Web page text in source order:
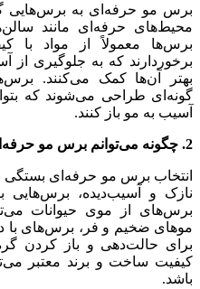
برس مو حرفه‌ای به برس‌هایی
محیط‌های حرفه‌ای مانند
برس‌ها معمولاً از مواد با
برخوردارند که به جلوگیری
بهتر آن‌ها کمک می‌کنند.
گونه‌ای طراحی می‌شوند که
آسیب به مو باز کنند.
2. چگونه می‌توانم برس مو حرفه‌ای مناسب خود را انتخاب کنم؟
انتخاب برس مو حرفه‌ای بستگی
نازک و آسیب‌دیده، برس‌هایی
برس‌های از موی حیوانات
موهای ضخیم و فر، برس‌های با
برای حالت‌دهی و باز کردن
کیفیت ساخت و برند معتبر
باشد.